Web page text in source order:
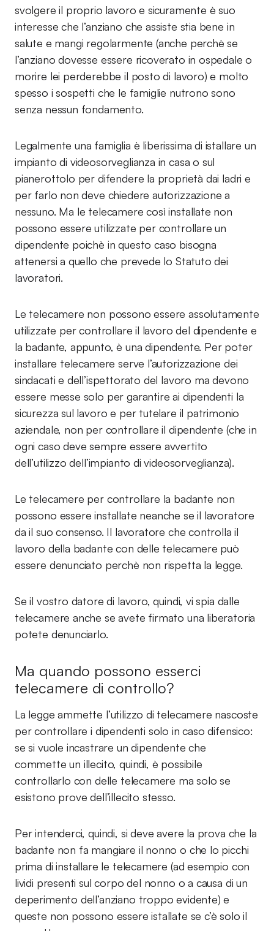
svolgere il proprio lavoro e sicuramente è suo
interesse che l’anziano che assiste stia bene in
salute e mangi regolarmente (anche perchè se
l’anziano dovesse essere ricoverato in ospedale o
morire lei perderebbe il posto di lavoro) e molto
spesso i sospetti che le famiglie nutrono sono
senza nessun fondamento.
Legalmente una famiglia è liberissima di istallare un
impianto di videosorveglianza in casa o sul
pianerottolo per difendere la proprietà dai ladri e
per farlo non deve chiedere autorizzazione a
nessuno. Ma le telecamere così installate non
possono essere utilizzate per controllare un
dipendente poichè in questo caso bisogna
attenersi a quello che prevede lo Statuto dei
lavoratori.
Le telecamere non possono essere assolutamente
utilizzate per controllare il lavoro del dipendente e
la badante, appunto, è una dipendente. Per poter
installare telecamere serve l’autorizzazione dei
sindacati e dell’ispettorato del lavoro ma devono
essere messe solo per garantire ai dipendenti la
sicurezza sul lavoro e per tutelare il patrimonio
aziendale, non per controllare il dipendente (che in
ogni caso deve sempre essere avvertito
dell’utilizzo dell’impianto di videosorveglianza).
Le telecamere per controllare la badante non
possono essere installate neanche se il lavoratore
da il suo consenso. Il lavoratore che controlla il
lavoro della badante con delle telecamere può
essere denunciato perchè non rispetta la legge.
Se il vostro datore di lavoro, quindi, vi spia dalle
telecamere anche se avete firmato una liberatoria
potete denunciarlo.
Ma quando possono esserci
telecamere di controllo?
La legge ammette l’utilizzo di telecamere nascoste
per controllare i dipendenti solo in caso difensico:
se si vuole incastrare un dipendente che
commette un illecito, quindi, è possibile
controllarlo con delle telecamere ma solo se
esistono prove dell’illecito stesso.
Per intenderci, quindi, si deve avere la prova che la
badante non fa mangiare il nonno o che lo picchi
prima di installare le telecamere (ad esempio con
lividi presenti sul corpo del nonno o a causa di un
deperimento dell’anziano troppo evidente) e
queste non possono essere istallate se c’è solo il